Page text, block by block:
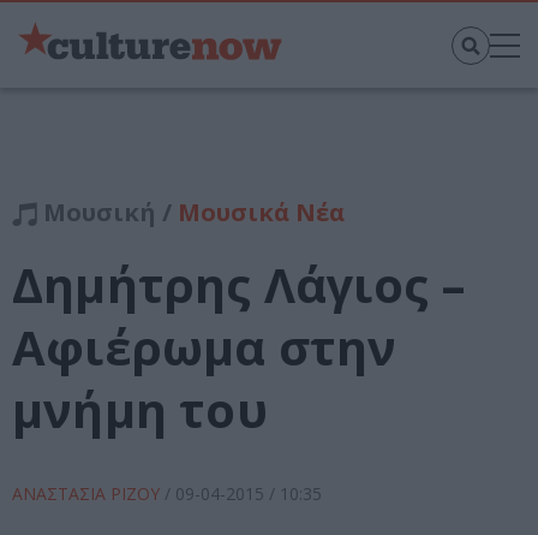
Μουσική / Μουσικά Νέα
Δημήτρης Λάγιος –
Αφιέρωμα στην
μνήμη του
ΑΝΑΣΤΑΣΙΑ ΡΙΖΟΥ / 09-04-2015 / 10:35